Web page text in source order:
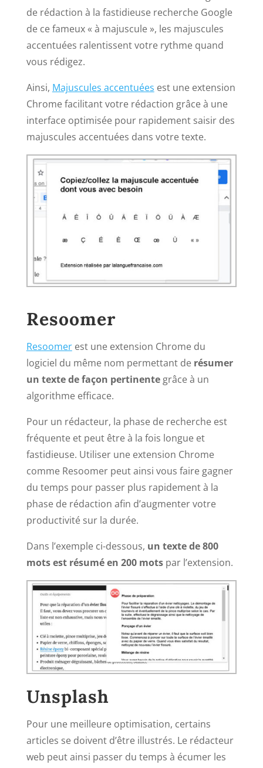
de rédaction à la fastidieuse recherche Google
de ce fameux « à majuscule », les majuscules
accentuées ralentissent votre rythme quand
vous rédigez.
Ainsi, Majuscules accentuées est une extension
Chrome facilitant votre rédaction grâce à une
interface optimisée pour rapidement saisir des
majuscules accentuées dans votre texte.
Resoomer
Resoomerest une extension Chrome du
logiciel du même nom permettant derésumer
un texte de façon pertinentegrâce à un
algorithme efficace.
Pour un rédacteur, la phase de recherche est
fréquente et peut être à la fois longue et
fastidieuse. Utiliser une extension Chrome
comme Resoomer peut ainsi vous faire gagner
du temps pour passer plus rapidement à la
phase de rédaction afin d’augmenter votre
productivité sur la durée.
Dans l’exemple ci-dessous, un texte de 800
mots est résumé en 200 motspar l’extension.
Unsplash
Pour une meilleure optimisation, certains
articles se doivent d’être illustrés. Le rédacteur
web peut ainsi passer du temps à écumer les